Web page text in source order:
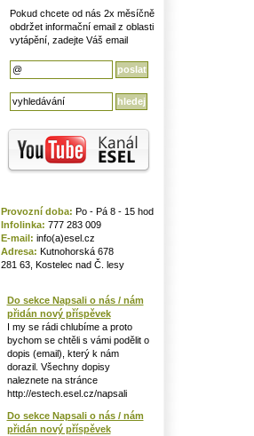
Pokud chcete od nás 2x měsíčně
obdržet informační email z oblasti
vytápění, zadejte Váš email
Provozní doba: Po - Pá 8 - 15 hod
Infolinka: 777 283 009
E-mail: info(a)esel.cz
Adresa: Kutnohorská 678
281 63, Kostelec nad Č. lesy
Do sekce Napsali o nás / nám
přidán nový příspěvek
I my se rádi chlubíme a proto
bychom se chtěli s vámi podělit o
dopis (email), který k nám
dorazil. Všechny dopisy
naleznete na stránce
http://estech.esel.cz/napsali
Do sekce Napsali o nás / nám
přidán nový příspěvek